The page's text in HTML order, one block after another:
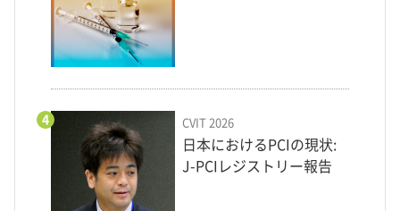
4 CVIT 2026
日本におけるPCIの現状:
J-PCIレジストリー報告